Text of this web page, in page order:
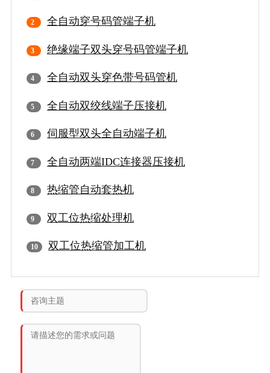
全自动穿号码管端子机
绝缘端子双头穿号码管端子机
全自动双头穿色带号码管机
全自动双绞线端子压接机
伺服型双头全自动端子机
全自动两端IDC连接器压接机
热缩管自动套热机
双工位热缩处理机
双工位热缩管加工机